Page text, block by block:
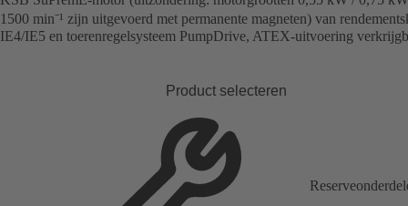
1500 min⁻¹ zijn uitgevoerd met permanente magneten) van
IE4/IE5 en toerenregelsysteem PumpDrive, ATEX-uitvoering
Product selecteren